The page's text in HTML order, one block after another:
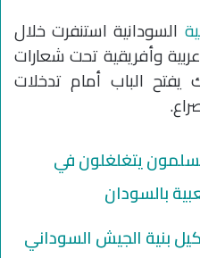
السودانية استنفرت خلال
وأفريقية تحت شعارات
الباب أمام تدخلات
يتغلغلون في
بالسودان
بنية الجيش السوداني